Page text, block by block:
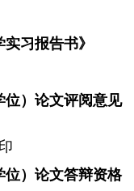
习报告书》
位）论文评阅意见
位）论文答辩资格